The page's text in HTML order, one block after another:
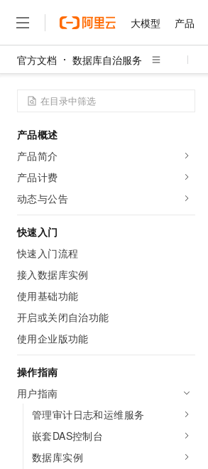
大模型 产品
官方文档 数据库自治服务
产品概述
产品简介
产品计费
动态与公告
快速入门
快速入门流程
接入数据库实例
使用基础功能
开启或关闭自治功能
使用企业版功能
操作指南
用户指南
管理审计日志和运维服务
嵌套DAS控制台
数据库实例
大模型
产品
精选产品
容器
存储
网络与CDN
安全
数据库
大数据计算
媒体服务
解决方案
精选解决方案
大数据
现代化应用
安全
网络
上云与迁云
企业出海
政企业务
权益
定价
云市场
伙伴
服务
了解阿里云